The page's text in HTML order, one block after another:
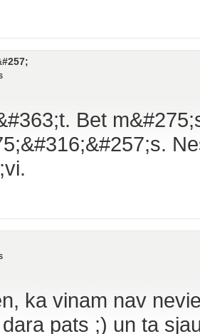
Bet
ka vinam nav
pats ;) un ta